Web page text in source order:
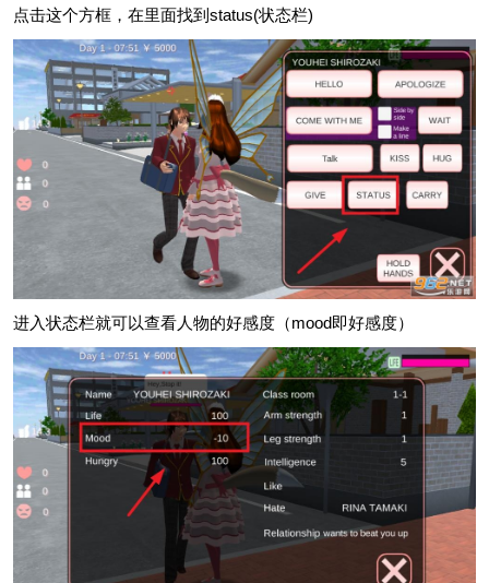
点击这个方框，在里面找到status(状态栏)
进入状态栏就可以查看人物的好感度（mood即好感度）